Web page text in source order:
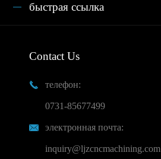
быстрая ссылка
Contact Us

телефон:
0731-85677499

электронная почта:
inquiry@ljzcncmachining.com